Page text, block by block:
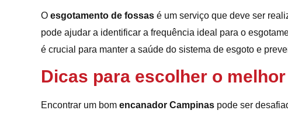
O esgotamento de fossas é um serviço que deve ser
pode ajudar a identificar a frequência ideal para o
é crucial para manter a saúde do sistema de esgoto e
Dicas para escolher o
Encontrar um bom encanador Campinas pode ser